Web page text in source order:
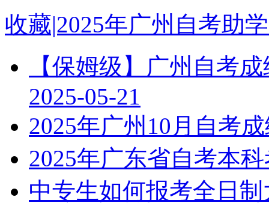
收藏|2025年广州自考助
【保姆级】广州自考
2025-05-21
2025年广州10月自考
2025年广东省自考本
中专生如何报考全日